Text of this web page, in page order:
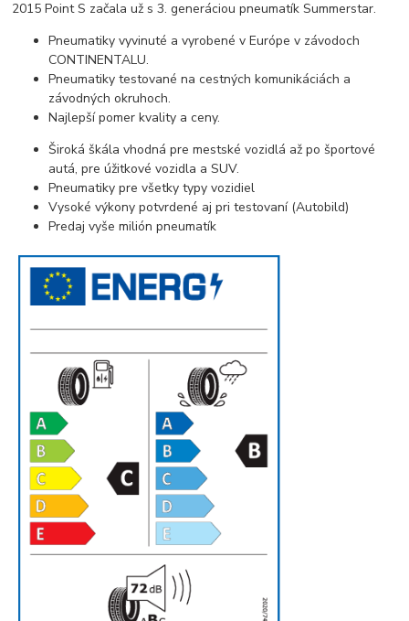
2015 Point S začala už s 3. generáciou pneumatík Summerstar.
Pneumatiky vyvinuté a vyrobené v Európe v závodoch
CONTINENTALU.
Pneumatiky testované na cestných komunikáciách a
závodných okruhoch.
Najlepší pomer kvality a ceny.
Široká škála vhodná pre mestské vozidlá až po športové
autá, pre úžitkové vozidla a SUV.
Pneumatiky pre všetky typy vozidiel
Vysoké výkony potvrdené aj pri testovaní (Autobild)
Predaj vyše milión pneumatík